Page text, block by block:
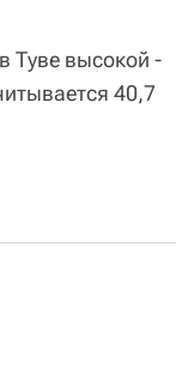
Туве высокой -
40,7